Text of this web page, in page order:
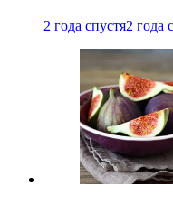
2 года спустя2 года